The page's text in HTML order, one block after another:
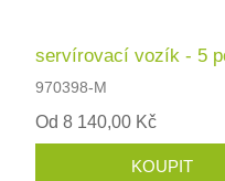
servírovací vozík - 5
970398-M
Od 8 140,00 Kč